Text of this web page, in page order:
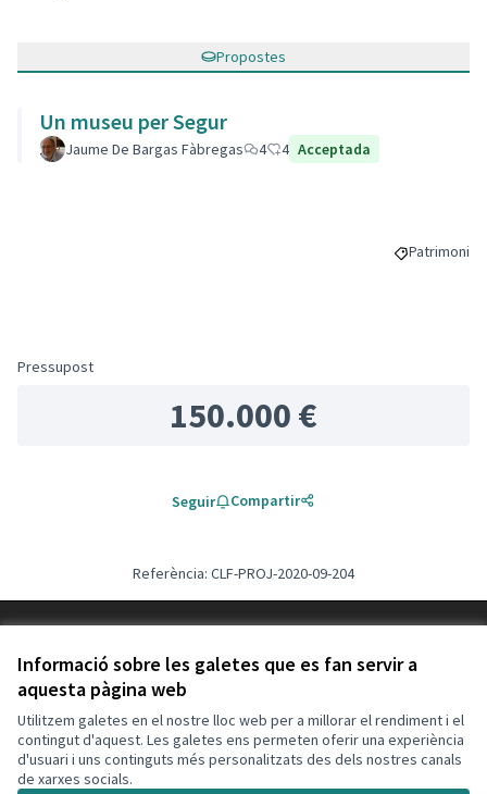
Informació sobre les galetes que es fan servir a
aquesta pàgina web
Utilitzem galetes en el nostre lloc web per a millorar el rendiment i el
contingut d'aquest. Les galetes ens permeten oferir una experiència
d'usuari i uns continguts més personalitzats des dels nostres canals
de xarxes socials.
Propostes
Un museu per Segur
Jaume De Bargas Fàbregas 4 4 Acceptada
Resultats
Patrimoni
Pressupost
150.000 €
Seguir Compartir
Referència: CLF-PROJ-2020-09-204
Configuració de les galetes
Decidim Calafell a X
(Enllaç extern)
Decidim Calafell a Facebook
(Enllaç extern)
Decidim Calafell a YouTube
(Enllaç extern)
Decidim Calafell a GitHub
(Enllaç extern)